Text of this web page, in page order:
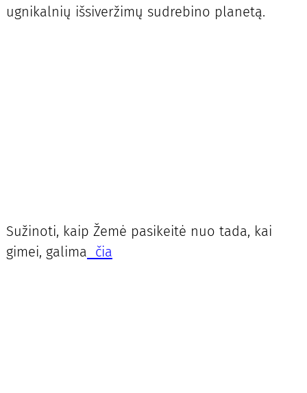
ugnikalnių išsiveržimų sudrebino planetą.
Sužinoti, kaip Žemė pasikeitė nuo tada, kai
gimei, galima čia